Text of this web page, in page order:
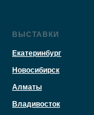
ВЫСТАВКИ
Екатеринбург
Новосибирск
Алматы
Владивосток